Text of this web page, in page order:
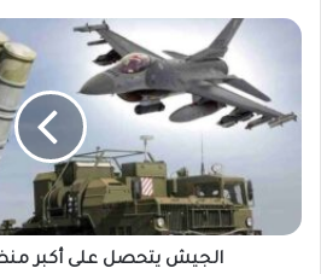
الجيش
منظومة
الجيش يتحصل على أكبر